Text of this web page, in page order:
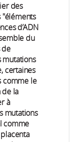
des
"éléments
d’ADN
du
de
mutations
certaines
comme le
de la
à
mutations
comme